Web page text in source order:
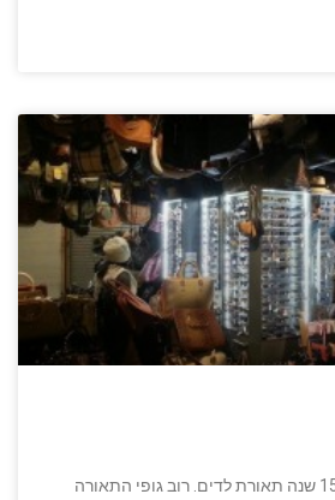
מנורץ מייבאת קרוב ל15 שנה תאורת לדים. רוב גופי התאורה